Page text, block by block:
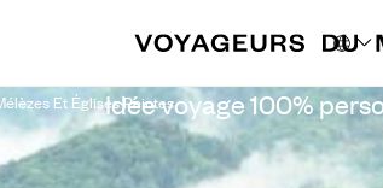
Et Églises Peintes
Idée voyage 100%